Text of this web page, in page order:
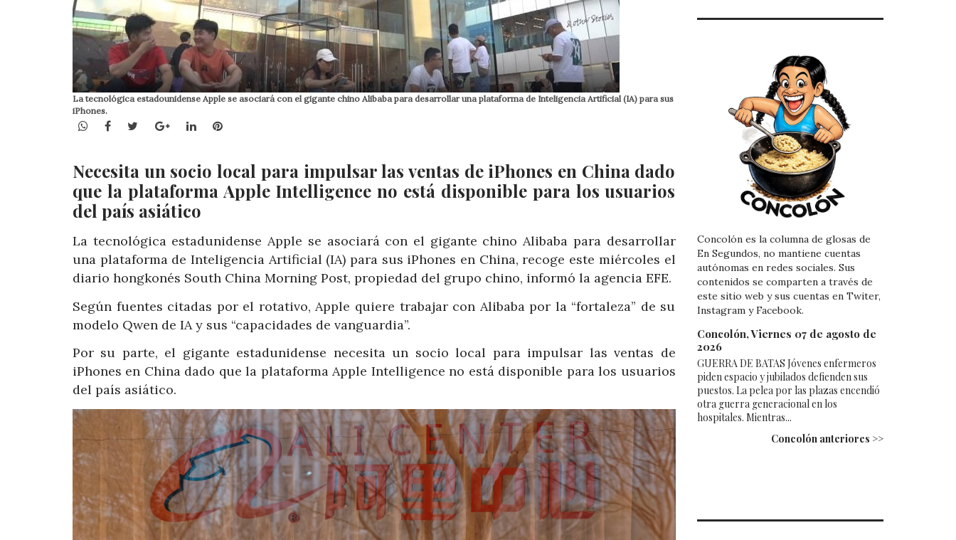
La tecnológica estadounidense Apple se asociará con el gigante chino Alibaba para desarrollar una plataforma de Inteligencia Artificial (IA) para sus
iPhones.
WhatsApp
Facebook
TwitterGoogle+LinkedInPinterest
Necesita un socio local para impulsar las ventas de iPhones en China dado
que la plataforma Apple Intelligence no está disponible para los usuarios
del país asiático
La tecnológica estadunidense Apple se asociará con el gigante chino Alibaba para desarrollar
una plataforma de Inteligencia Artificial (IA) para sus iPhones en China, recoge este miércoles el
diario hongkonés South China Morning Post, propiedad del grupo chino, informó la agencia EFE.
Según fuentes citadas por el rotativo, Apple quiere trabajar con Alibaba por la “fortaleza” de su
modelo Qwen de IA y sus “capacidades de vanguardia”.
Por su parte, el gigante estadunidense necesita un socio local para impulsar las ventas de
iPhones en China dado que la plataforma Apple Intelligence no está disponible para los usuarios
del país asiático.
Concolón es la columna de glosas de
En Segundos, no mantiene cuentas
autónomas en redes sociales. Sus
contenidos se comparten a través de
este sitio web y sus cuentas en Twiter,
Instagram y Facebook.
Concolón, Viernes 07 de agosto de
2026
GUERRA DE BATAS Jóvenes enfermeros
piden espacio y jubilados defienden sus
puestos. La pelea por las plazas encendió
otra guerra generacional en los
hospitales. Mientras...
Concolón anteriores >>